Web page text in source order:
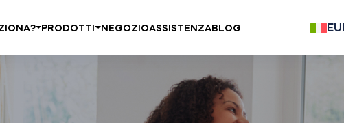
PRODOTTI NEGOZIOASSISTENZABLOG